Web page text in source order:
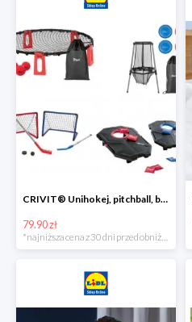
CRIVIT® Unihokej, pitchball, bean bag lub disc golf
79.90 zł